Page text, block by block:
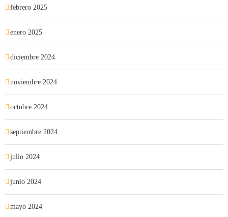
febrero 2025
enero 2025
diciembre 2024
noviembre 2024
octubre 2024
septiembre 2024
julio 2024
junio 2024
mayo 2024